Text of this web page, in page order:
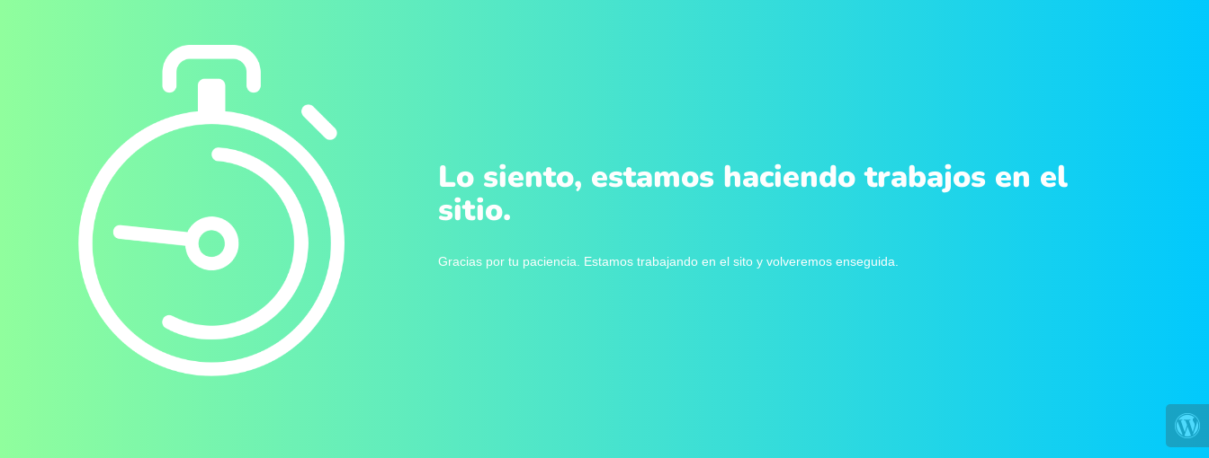
Lo siento, estamos haciendo trabajos en el
sitio.
Gracias por tu paciencia. Estamos trabajando en el sito y volveremos enseguida.